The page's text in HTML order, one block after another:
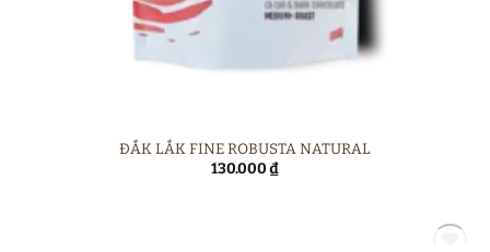
ĐẮK LẮK FINE ROBUSTA NATURAL
130.000₫